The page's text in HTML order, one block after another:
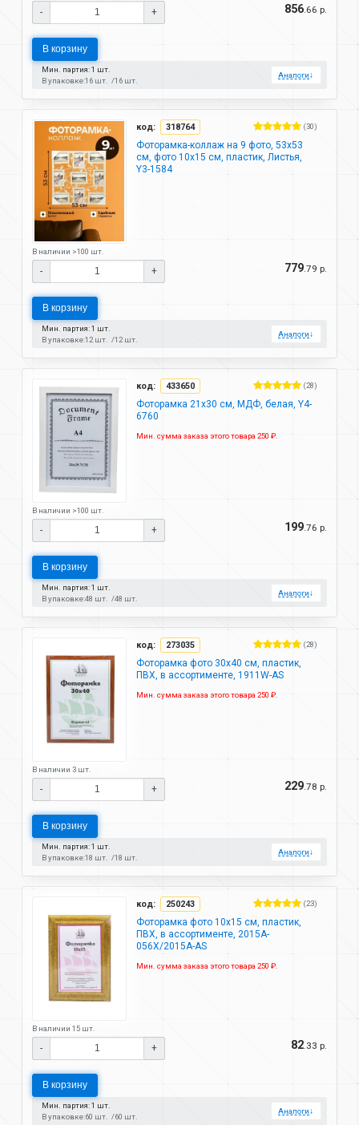
- + 856 .66 р.
В корзину
Мин. партия: 1 шт.
В упаковке:16 шт. 16 шт.
Аналоги↓
код: 318764 (30)
Фоторамка-коллаж на 9 фото, 53х53
см, фото 10х15 см, пластик, Листья,
Y3-1584
В наличии >100 шт.
- + 779 .79 р.
В корзину
Мин. партия: 1 шт.
В упаковке:12 шт. 12 шт.
Аналоги↓
код: 433650 (28)
Фоторамка 21х30 см, МДФ, белая, Y4-
6760
Мин. сумма заказа этого товара 250 ₽.
В наличии >100 шт.
- + 199 .76 р.
В корзину
Мин. партия: 1 шт.
В упаковке:48 шт. 48 шт.
Аналоги↓
код: 273035 (28)
Фоторамка фото 30х40 см, пластик,
ПВХ, в ассортименте, 1911W-AS
Мин. сумма заказа этого товара 250 ₽.
В наличии 3 шт.
- + 229 .78 р.
В корзину
Мин. партия: 1 шт.
В упаковке:18 шт. 18 шт.
Аналоги↓
код: 250243 (23)
Фоторамка фото 10х15 см, пластик,
ПВХ, в ассортименте, 2015A-
056X/2015A-AS
Мин. сумма заказа этого товара 250 ₽.
В наличии 15 шт.
- + 82 .33 р.
В корзину
Мин. партия: 1 шт.
В упаковке:60 шт. 60 шт.
Аналоги↓